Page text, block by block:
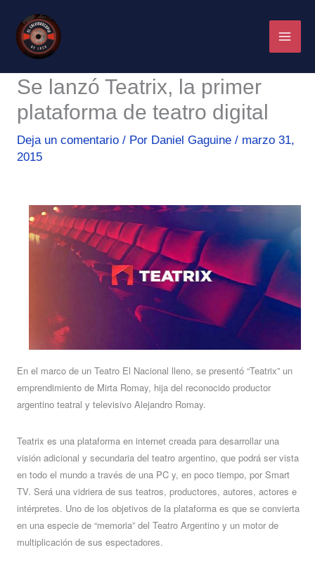
contenido
Se lanzó Teatrix, la primer
plataforma de teatro digital
Deja un comentario / Por Daniel Gaguine / marzo 31,
2015
En el marco de un Teatro El Nacional lleno, se presentó “Teatrix” un
emprendimiento de Mirta Romay, hija del reconocido productor
argentino teatral y televisivo Alejandro Romay.
Teatrix es una plataforma en internet creada para desarrollar una
visión adicional y secundaria del teatro argentino, que podrá ser vista
en todo el mundo a través de una PC y, en poco tiempo, por Smart
TV. Será una vidriera de sus teatros, productores, autores, actores e
intérpretes. Uno de los objetivos de la plataforma es que se convierta
en una especie de “memoria” del Teatro Argentino y un motor de
multiplicación de sus espectadores.